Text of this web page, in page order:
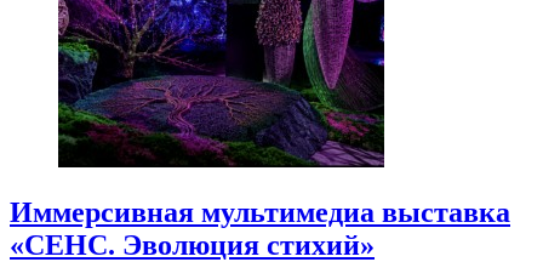
Иммерсивная мультимедиа выставка
«СЕНС. Эволюция стихий»